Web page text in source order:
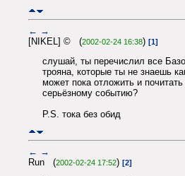
← →
[NIKEL] © (2002-02-24 16:38) [1]
слушай, ты перечислил все
трояна, которые ты не знаешь
может пока отложить и
серьёзному событию?
P.S. тока без обид
← →
Run (2002-02-24 17:52) [2]